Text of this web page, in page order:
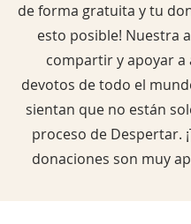
de forma gratuita y tu
esto posible! Nuestra
compartir y apoyar a
devotos de todo el
sientan que no están
proceso de Despertar.
donaciones son muy